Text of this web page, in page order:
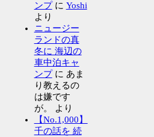
ンプに Yoshi
より
ニュージー
ランドの真
冬に 海辺の
車中泊キャ
ンプに あま
り教えるの
は嫌です
が。
より
【No.1,000】
千の話を 続